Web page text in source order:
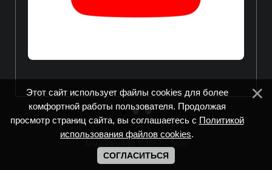
Этот сайт использует файлы cookies для более
комфортной работы пользователя. Продолжая
просмотр страниц сайта, вы соглашаетесь с Политикой
использования файлов cookies.
СОГЛАСИТЬСЯ